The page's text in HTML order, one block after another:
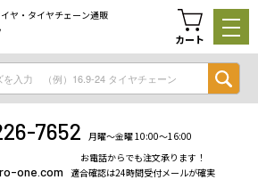
ヤ・タイヤチェーン通販
カート
7652 月曜〜金曜 10:00〜16:00
one.com
お電話からでも注文承ります！
適合確認は24時間受付メールが確実